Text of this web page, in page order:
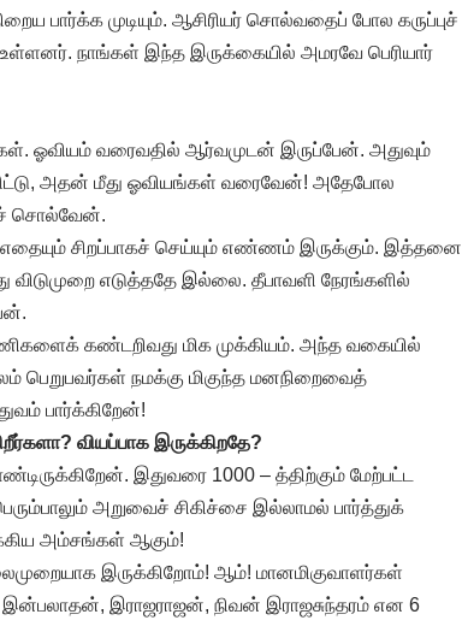
பார்க்க முடியும். ஆசிரியர் சொல்வதைப் போல கருப்புச்
நாங்கள் இந்த இருக்கையில் அமரவே பெரியார்
ஓவியம் வரைவதில் ஆர்வமுடன் இருப்பேன். அதுவும்
அதன் மீது ஓவியங்கள் வரைவேன்! அதேபோல
சொல்வேன்.
சிறப்பாகச் செய்யும் எண்ணம் இருக்கும். இத்தனை
எடுத்ததே இல்லை. தீபாவளி நேரங்களில்
கண்டறிவது மிக முக்கியம். அந்த வகையில்
பெறுபவர்கள் நமக்கு மிகுந்த மனநிறைவைத்
பார்க்கிறேன்!
வியப்பாக இருக்கிறதே?
இதுவரை 1000 – த்திற்கும் மேற்பட்ட
அறுவைச் சிகிச்சை இல்லாமல் பார்த்துக்
அம்சங்கள் ஆகும்!
இருக்கிறோம்! ஆம்! மானமிகுவாளர்கள்
இராஜராஜன், நிவன் இராஜசுந்தரம் என 6